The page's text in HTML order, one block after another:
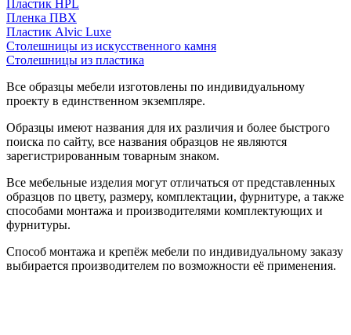
Пластик HPL
Пленка ПВХ
Пластик Alvic Luxe
Столешницы из искусственного камня
Столешницы из пластика
Все образцы мебели изготовлены по индивидуальному
проекту в единственном экземпляре.
Образцы имеют названия для их различия и более быстрого
поиска по сайту, все названия образцов не являются
зарегистрированным товарным знаком.
Все мебельные изделия могут отличаться от представленных
образцов по цвету, размеру, комплектации, фурнитуре, а также
способами монтажа и производителями комплектующих и
фурнитуры.
Способ монтажа и крепёж мебели по индивидуальному заказу
выбирается производителем по возможности её применения.